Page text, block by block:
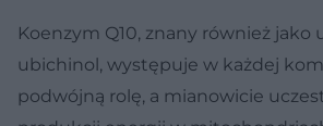
Koenzym Q10, znany również
ubichinol, występuje w każdej
podwójną rolę, a mianowicie